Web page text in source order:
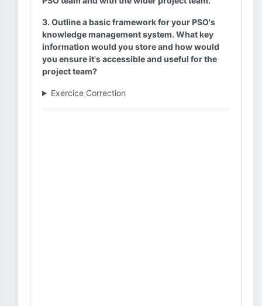
3. Outline a basic framework for your PSO's
knowledge management system. What key
information would you store and how would
you ensure it's accessible and useful for the
project team?
Exercice Correction